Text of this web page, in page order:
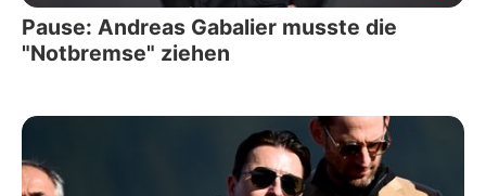
Pause: Andreas Gabalier musste die
"Notbremse" ziehen